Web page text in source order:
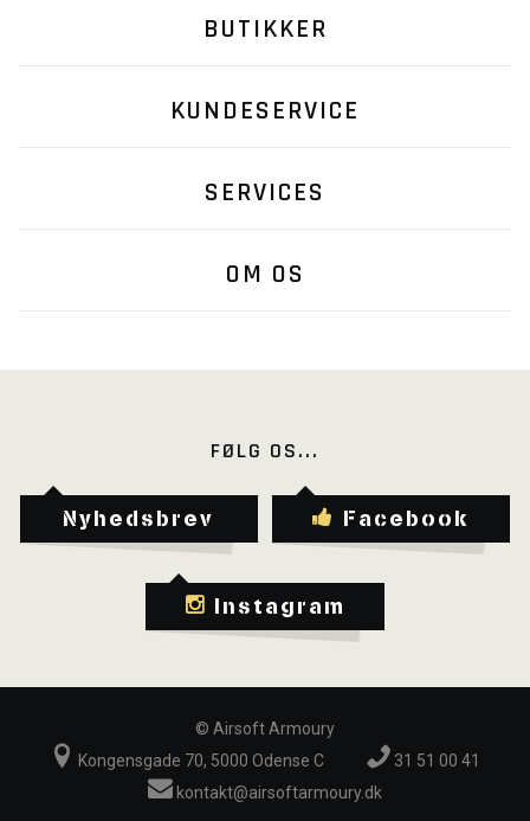
BUTIKKER
KUNDESERVICE
SERVICES
OM OS
FØLG OS...
Nyhedsbrev Facebook
Instagram
© Airsoft Armoury
Kongensgade 70, 5000 Odense C
31 51 00 41
kontakt@airsoftarmoury.dk